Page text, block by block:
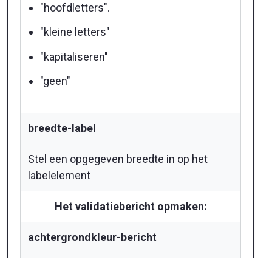
"hoofdletters".
"kleine letters"
"kapitaliseren"
"geen"
breedte-label
Stel een opgegeven breedte in op het
labelelement
Het validatiebericht opmaken:
achtergrondkleur-bericht